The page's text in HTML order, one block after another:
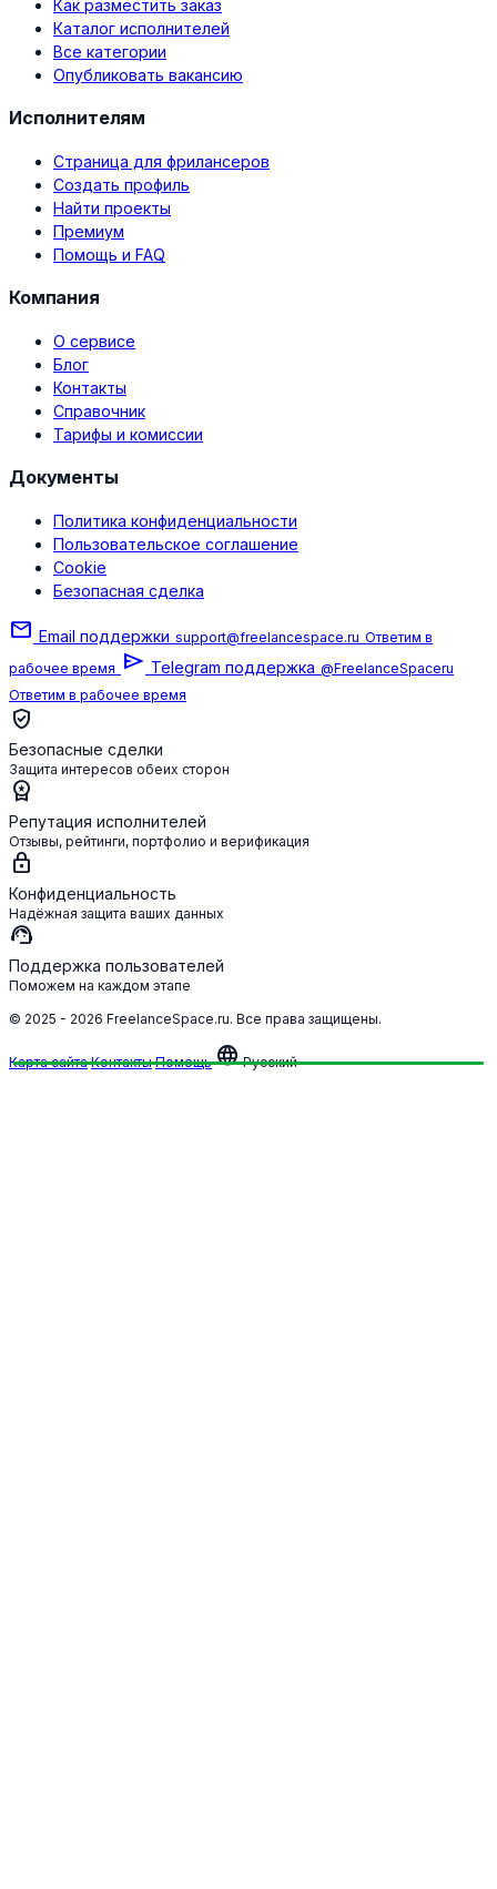
Как разместить заказ
Каталог исполнителей
Все категории
Опубликовать вакансию
Исполнителям
Страница для фрилансеров
Создать профиль
Найти проекты
Премиум
Помощь и FAQ
Компания
О сервисе
Блог
Контакты
Справочник
Тарифы и комиссии
Документы
Политика конфиденциальности
Пользовательское соглашение
Cookie
Безопасная сделка
mail Email поддержки support@freelancespace.ru Ответим в
рабочее время send Telegram поддержка @FreelanceSpaceru
Ответим в рабочее время
verified_user
Безопасные сделки
Защита интересов обеих сторон
workspace_premium
Репутация исполнителей
Отзывы, рейтинги, портфолио и верификация
lock
Конфиденциальность
Надёжная защита ваших данных
support_agent
Поддержка пользователей
Поможем на каждом этапе
© 2025 - 2026 FreelanceSpace.ru. Все права защищены.
Карта сайта Контакты Помощь languageРусский